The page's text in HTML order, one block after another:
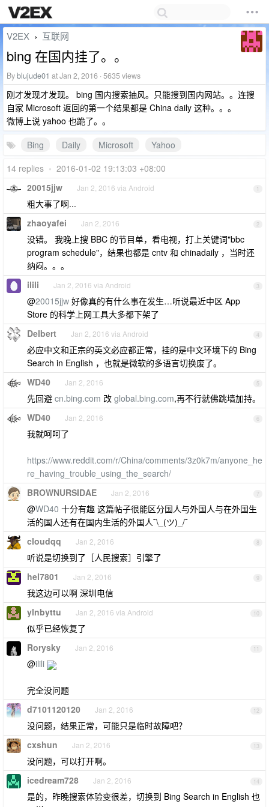
V2EX › 互联网
bing 在国内挂了。。
Byblujude01 at Jan 2, 2016 · 5635 views
刚才发现才发现。 bing 国内搜索抽风。只能搜到国内网站。。连搜
自家 Microsoft 返回的第一个结果都是 China daily 这种。。。
微博上说 yahoo 也跪了。。
Bing
Daily Microsoft
Yahoo
14 replies • 2016-01-02 19:13:03 +08:00
1
20015jjw Jan 2, 2016 via Android
粗大事了啊...
2
zhaoyafei Jan 2, 2016
没错。 我晚上搜 BBC 的节目单，看电视，打上关键词"bbc
program schedule"，结果也都是 cntv 和 chinadaily ，当时还
纳闷。。。
3
ilili Jan 2, 2016 via Android
@20015jjw 好像真的有什么事在发生…听说最近中区 App
Store 的科学上网工具大多都下架了
4
Delbert Jan 2, 2016 via Android
必应中文和正宗的英文必应都正常，挂的是中文环境下的 Bing
Search in English ，也就是微软的多语言切换废了。
5
WD40 Jan 2, 2016
先回避 cn.bing.com 改 global.bing.com,再不行就佛跳墙加持。
6
WD40 Jan 2, 2016
我就呵呵了
https://www.reddit.com/r/China/comments/3z0k7m/anyone_he
re_having_trouble_using_the_search/
7
BROWNURSIDAE Jan 2, 2016
@WD40 十分有趣 这篇帖子很能区分国人与外国人与在外国生
活的国人还有在国内生活的外国人¯\_(ツ)_/¯
8
cloudqq Jan 2, 2016
听说是切换到了［人民搜索］引擎了
9
hel7801 Jan 2, 2016
我这边可以啊 深圳电信
10
ylnbyttu Jan 2, 2016 via Android
似乎已经恢复了
11
Rorysky Jan 2, 2016
@ilili
完全没问题
12
d7101120120 Jan 2, 2016
没问题，结果正常，可能只是临时故障吧？
13
cxshun Jan 2, 2016
没问题，可以打开啊。
14
icedream728 Jan 2, 2016
是的，昨晚搜索体验变很差，切换到 Bing Search in English 也